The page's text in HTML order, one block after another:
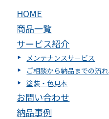
HOME
商品一覧
サービス紹介
メンテナンスサービス
ご相談から納品までの流れ
塗装・色見本
お問い合わせ
納品事例